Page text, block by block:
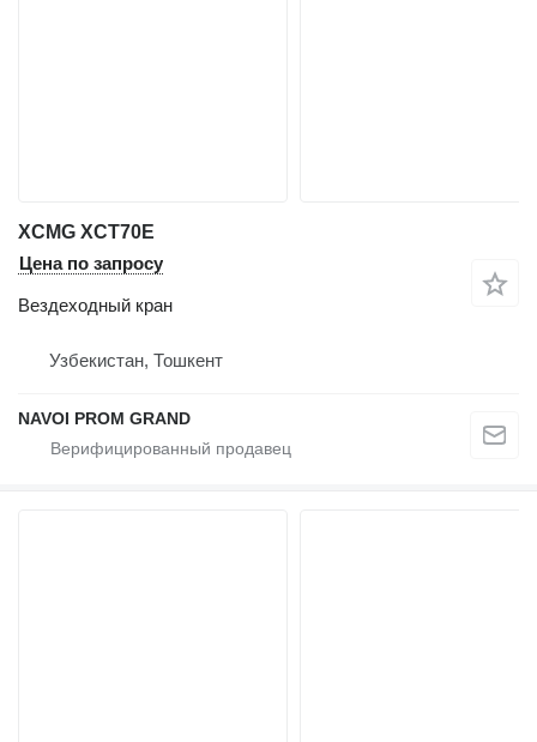
XCMG XCT70E
Цена по запросу
Вездеходный кран
Узбекистан, Тошкент
NAVOI PROM GRAND